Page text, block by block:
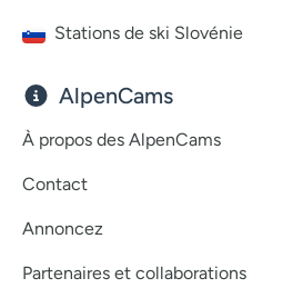
Stations de ski Slovénie
AlpenCams
À propos des AlpenCams
Contact
Annoncez
Partenaires et collaborations